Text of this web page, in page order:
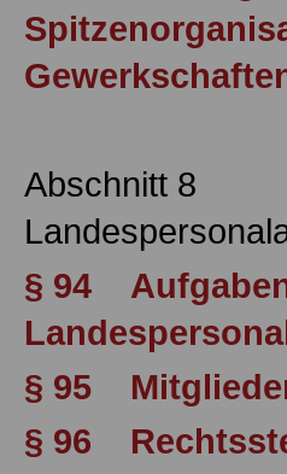
Abschnitt 8
§ 94
§ 95
§ 96